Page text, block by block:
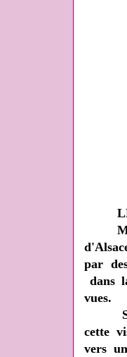
par
dans
vues.
cette
vers